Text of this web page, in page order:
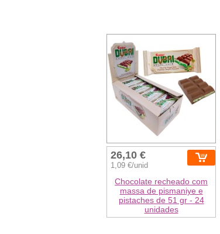
26,10 €
1,09 €/unid
Chocolate recheado com
massa de pismaniye e
pistaches de 51 gr - 24
unidades